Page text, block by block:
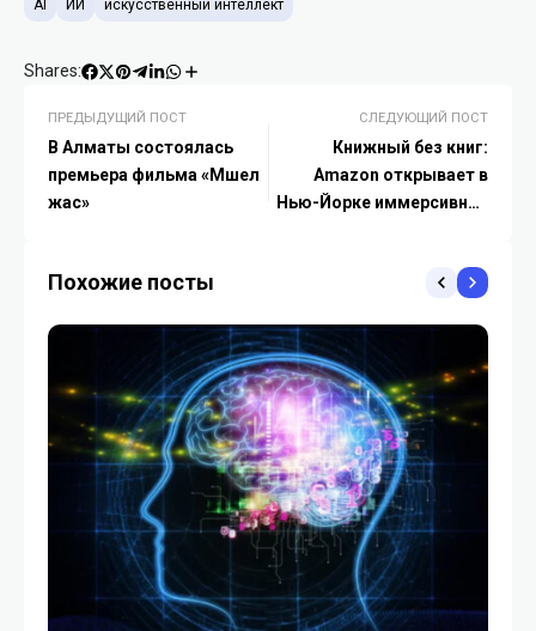
AI ИИ искусственный интеллект
Shares:
ПРЕДЫДУЩИЙ ПОСТ
В Алматы состоялась
премьера фильма «Мүшел
жас»
СЛЕДУЮЩИЙ ПОСТ
Книжный без книг:
Amazon открывает в
Нью-Йорке иммерсивное
Похожие посты